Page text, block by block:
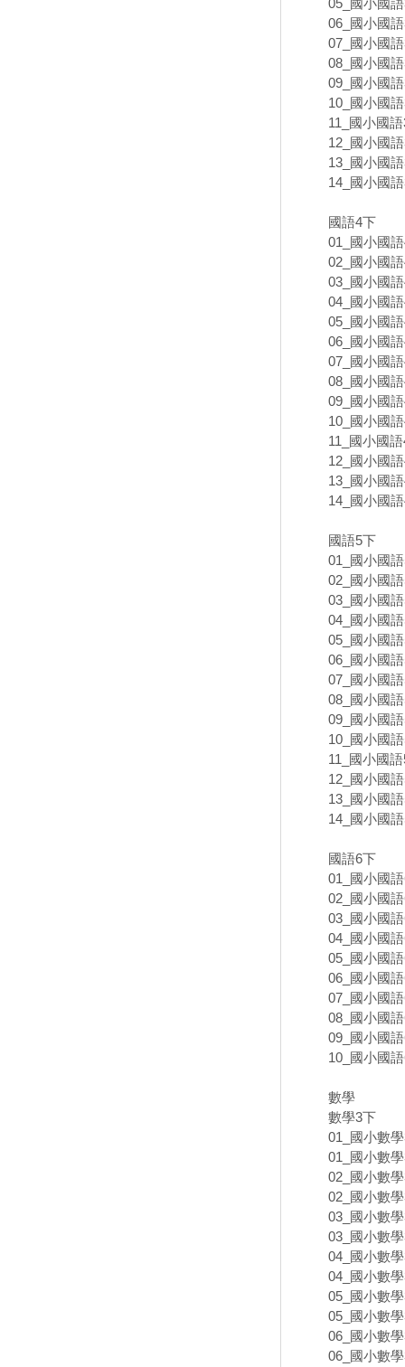
06_國小國
07_國小國
08_國小國
09_國小國
10_國小國
11_國小國
12_國小國
13_國小國
14_國小國
國語4下
01_國小國
02_國小國
03_國小國
04_國小國
05_國小國
06_國小國
07_國小國
08_國小國
09_國小國
10_國小國
11_國小國
12_國小國
13_國小國
14_國小國
國語5下
01_國小國
02_國小國
03_國小國
04_國小國
05_國小國
06_國小國
07_國小國
08_國小國
09_國小國
10_國小國
11_國小國
12_國小國
13_國小國
14_國小國
國語6下
01_國小國
02_國小國
03_國小國
04_國小國
05_國小國
06_國小國
07_國小國
08_國小國
09_國小國
10_國小國
數學
數學3下
01_國小數
01_國小數
02_國小數
02_國小數
03_國小數
03_國小數
04_國小數
04_國小數
05_國小數
05_國小數
06_國小數
06_國小數